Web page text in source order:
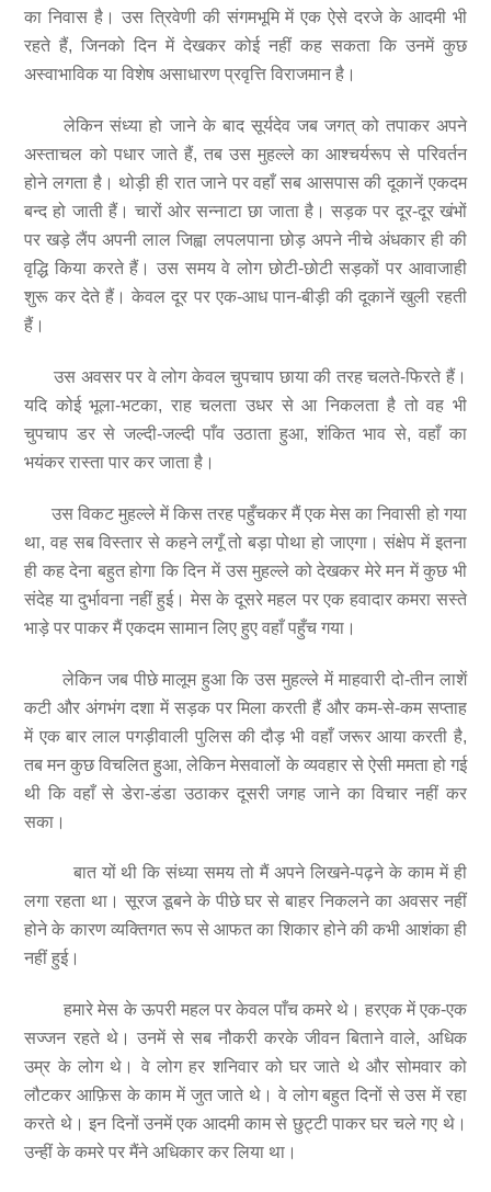
का निवास है। उस त्रिवेणी की संगमभूमि में एक ऐसे दरजे के आदमी भी
रहते हैं, जिनको दिन में देखकर कोई नहीं कह सकता कि उनमें कुछ
अस्वाभाविक या विशेष असाधारण प्रवृत्ति विराजमान है।
लेकिन संध्या हो जाने के बाद सूर्यदेव जब जगत् को तपाकर अपने
अस्ताचल को पधार जाते हैं, तब उस मुहल्ले का आश्चर्यरूप से परिवर्तन
होने लगता है। थोड़ी ही रात जाने पर वहाँ सब आसपास की दूकानें एकदम
बन्द हो जाती हैं। चारों ओर सन्नाटा छा जाता है। सड़क पर दूर-दूर खंभों
पर खड़े लैंप अपनी लाल जिह्वा लपलपाना छोड़ अपने नीचे अंधकार ही की
वृद्धि किया करते हैं। उस समय वे लोग छोटी-छोटी सड़कों पर आवाजाही
शुरू कर देते हैं। केवल दूर पर एक-आध पान-बीड़ी की दूकानें खुली रहती
हैं।
उस अवसर पर वे लोग केवल चुपचाप छाया की तरह चलते-फिरते हैं।
यदि कोई भूला-भटका, राह चलता उधर से आ निकलता है तो वह भी
चुपचाप डर से जल्दी-जल्दी पाँव उठाता हुआ, शंकित भाव से, वहाँ का
भयंकर रास्ता पार कर जाता है।
उस विकट मुहल्ले में किस तरह पहुँचकर मैं एक मेस का निवासी हो गया
था, वह सब विस्तार से कहने लगूँ तो बड़ा पोथा हो जाएगा। संक्षेप में इतना
ही कह देना बहुत होगा कि दिन में उस मुहल्ले को देखकर मेरे मन में कुछ भी
संदेह या दुर्भावना नहीं हुई। मेस के दूसरे महल पर एक हवादार कमरा सस्ते
भाड़े पर पाकर मैं एकदम सामान लिए हुए वहाँ पहुँच गया।
लेकिन जब पीछे मालूम हुआ कि उस मुहल्ले में माहवारी दो-तीन लाशें
कटी और अंगभंग दशा में सड़क पर मिला करती हैं और कम-से-कम सप्ताह
में एक बार लाल पगड़ीवाली पुलिस की दौड़ भी वहाँ जरूर आया करती है,
तब मन कुछ विचलित हुआ, लेकिन मेसवालों के व्यवहार से ऐसी ममता हो गई
थी कि वहाँ से डेरा-डंडा उठाकर दूसरी जगह जाने का विचार नहीं कर
सका।
बात यों थी कि संध्या समय तो मैं अपने लिखने-पढ़ने के काम में ही
लगा रहता था। सूरज डूबने के पीछे घर से बाहर निकलने का अवसर नहीं
होने के कारण व्यक्तिगत रूप से आफत का शिकार होने की कभी आशंका ही
नहीं हुई।
हमारे मेस के ऊपरी महल पर केवल पाँच कमरे थे। हरएक में एक-एक
सज्जन रहते थे। उनमें से सब नौकरी करके जीवन बिताने वाले, अधिक
उम्र के लोग थे। वे लोग हर शनिवार को घर जाते थे और सोमवार को
लौटकर आफ़िस के काम में जुत जाते थे। वे लोग बहुत दिनों से उस में रहा
करते थे। इन दिनों उनमें एक आदमी काम से छुट्टी पाकर घर चले गए थे।
उन्हीं के कमरे पर मैंने अधिकार कर लिया था।